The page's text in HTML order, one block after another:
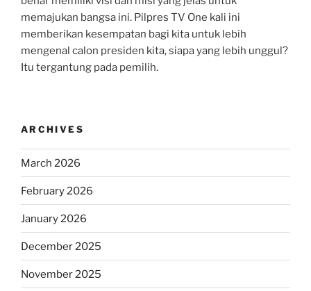
memajukan bangsa ini. Pilpres TV One kali ini
memberikan kesempatan bagi kita untuk lebih
mengenal calon presiden kita, siapa yang lebih unggul?
Itu tergantung pada pemilih.
ARCHIVES
March 2026
February 2026
January 2026
December 2025
November 2025